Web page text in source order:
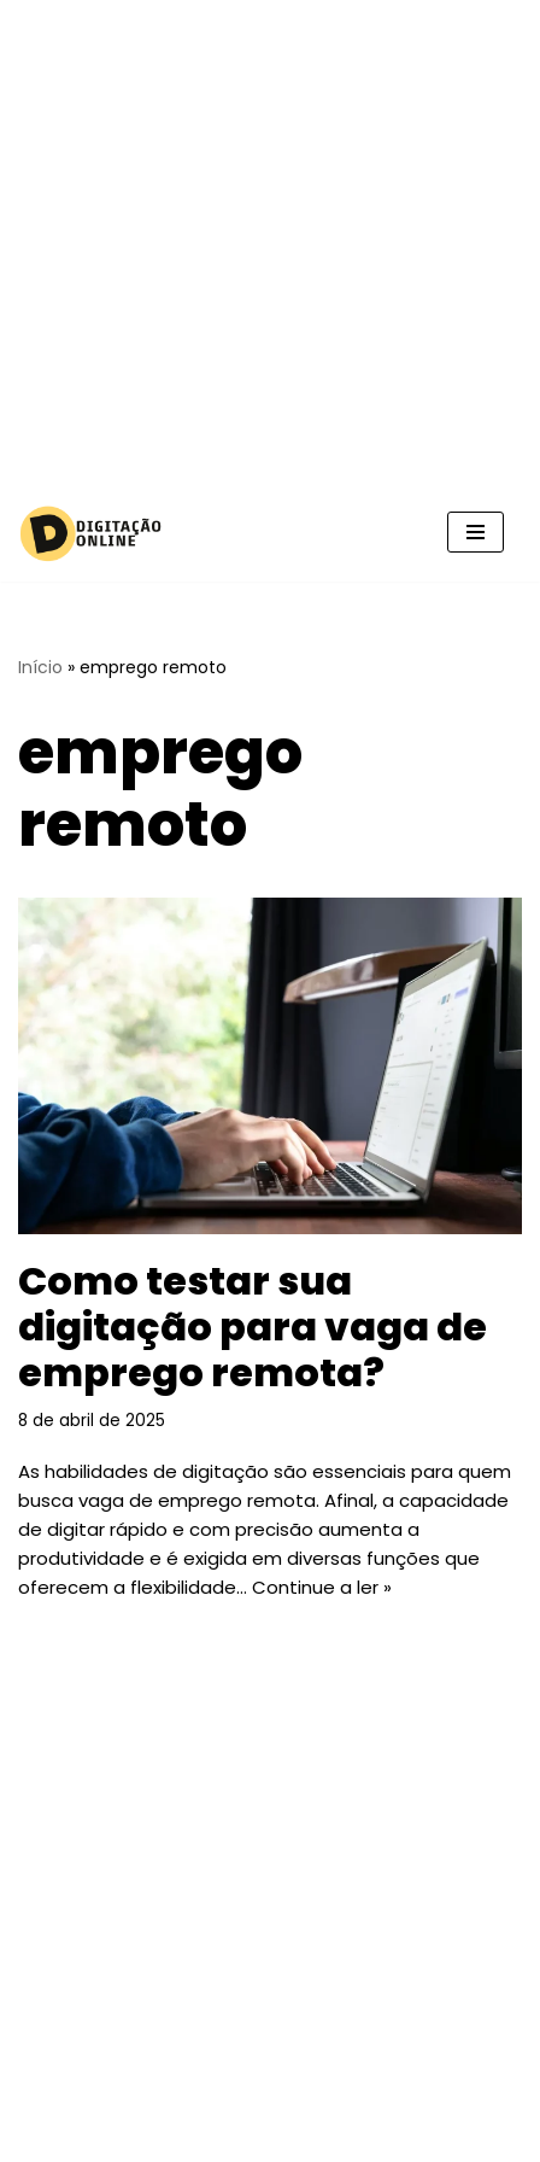
Pular
Início » emprego remoto
emprego
remoto
Como testar sua
digitação para vaga de
emprego remota?
8 de abril de 2025
As habilidades de digitação são essenciais para quem
busca vaga de emprego remota. Afinal, a capacidade
de digitar rápido e com precisão aumenta a
produtividade e é exigida em diversas funções que
oferecem a flexibilidade… Continue a ler »